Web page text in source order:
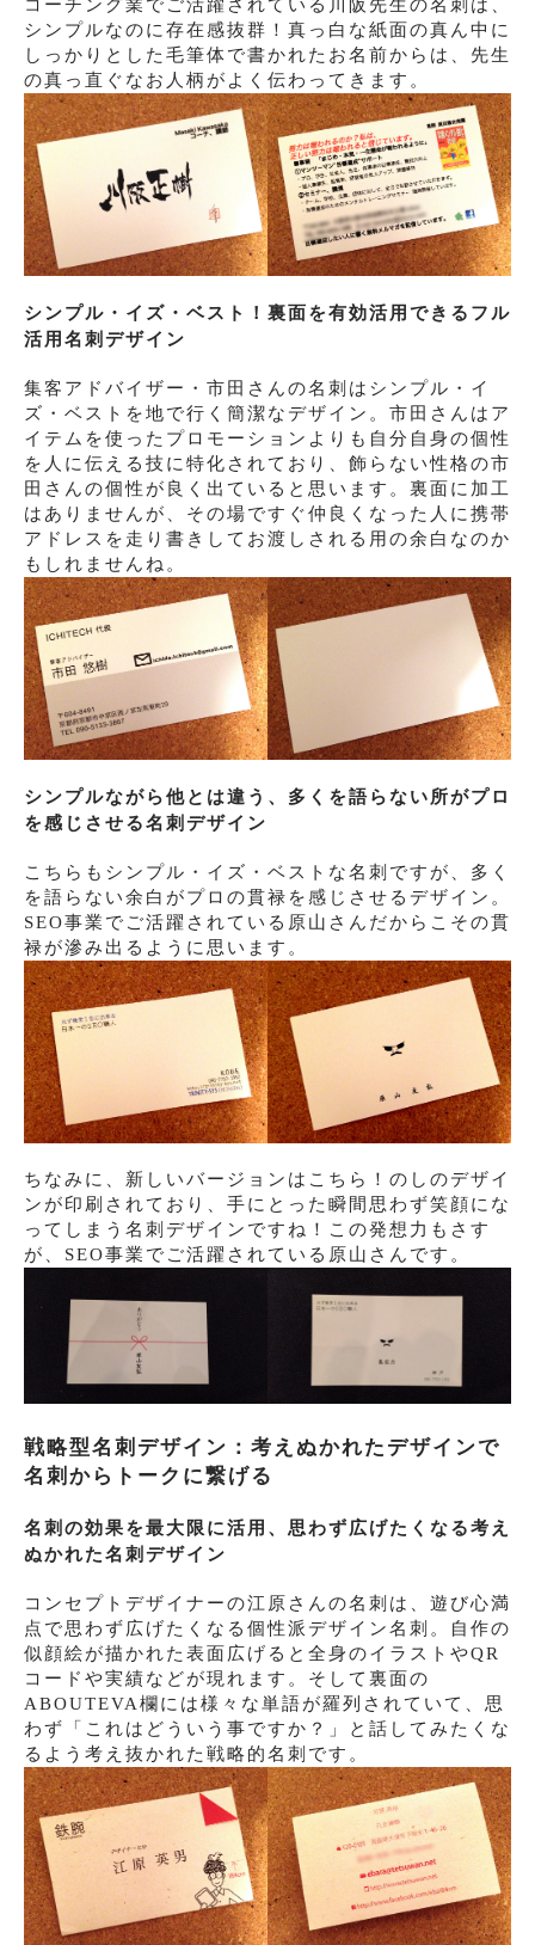
コーチング業でご活躍されている川阪先生の名刺は、
シンプルなのに存在感抜群！真っ白な紙面の真ん中に
しっかりとした毛筆体で書かれたお名前からは、先生
の真っ直ぐなお人柄がよく伝わってきます。
シンプル・イズ・ベスト！裏面を有効活用できるフル
活用名刺デザイン
集客アドバイザー・市田さんの名刺はシンプル・イ
ズ・ベストを地で行く簡潔なデザイン。市田さんはア
イテムを使ったプロモーションよりも自分自身の個性
を人に伝える技に特化されており、飾らない性格の市
田さんの個性が良く出ていると思います。裏面に加工
はありませんが、その場ですぐ仲良くなった人に携帯
アドレスを走り書きしてお渡しされる用の余白なのか
もしれませんね。
シンプルながら他とは違う、多くを語らない所がプロ
を感じさせる名刺デザイン
こちらもシンプル・イズ・ベストな名刺ですが、多く
を語らない余白がプロの貫禄を感じさせるデザイン。
SEO事業でご活躍されている原山さんだからこその貫
禄が滲み出るように思います。
ちなみに、新しいバージョンはこちら！のしのデザイ
ンが印刷されており、手にとった瞬間思わず笑顔にな
ってしまう名刺デザインですね！この発想力もさす
が、SEO事業でご活躍されている原山さんです。
戦略型名刺デザイン：考えぬかれたデザインで
名刺からトークに繋げる
名刺の効果を最大限に活用、思わず広げたくなる考え
ぬかれた名刺デザイン
コンセプトデザイナーの江原さんの名刺は、遊び心満
点で思わず広げたくなる個性派デザイン名刺。自作の
似顔絵が描かれた表面広げると全身のイラストやQR
コードや実績などが現れます。そして裏面の
ABOUTEVA欄には様々な単語が羅列されていて、思
わず「これはどういう事ですか？」と話してみたくな
るよう考え抜かれた戦略的名刺です。